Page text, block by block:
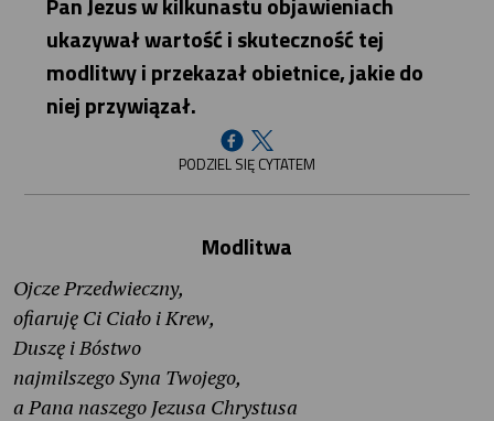
ukazywał wartość i skuteczność tej
modlitwy i przekazał obietnice, jakie do
niej przywiązał.
PODZIEL SIĘ CYTATEM
Modlitwa
Ojcze Przedwieczny,
ofiaruję Ci Ciało i Krew,
Duszę i Bóstwo
najmilszego Syna Twojego,
a Pana naszego Jezusa Chrystusa